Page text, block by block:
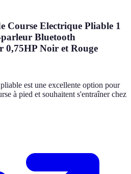
Course Electrique Pliable 1
Bluetooth
0,75HP Noir et Rouge
est une excellente option pour
à pied et souhaitent s'entraîner chez